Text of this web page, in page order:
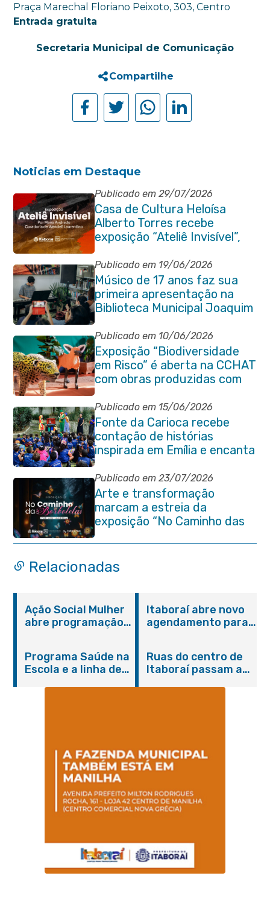
Praça Marechal Floriano Peixoto, 303, Centro
Entrada gratuita
Secretaria Municipal de Comunicação
Compartilhe
Noticias em Destaque
Publicado em 29/07/2026
Casa de Cultura Heloísa
Alberto Torres recebe
exposição “Ateliê Invisível”,
da artista Maíra Andrade
Publicado em 19/06/2026
Músico de 17 anos faz sua
primeira apresentação na
Biblioteca Municipal Joaquim
Manuel de Macedo
Publicado em 10/06/2026
Exposição “Biodiversidade
em Risco” é aberta na CCHAT
com obras produzidas com
ajuda de alunos da rede
municipal
Publicado em 15/06/2026
Fonte da Carioca recebe
contação de histórias
inspirada em Emília e encanta
crianças da rede pública de
Itaboraí
Publicado em 23/07/2026
Arte e transformação
marcam a estreia da
exposição “No Caminho das
Borboletas” no Itaboraí Plaza
Relacionadas
Ação Social Mulher
abre programação
serviços gratuitos e
orientações
Itaboraí abre novo
agendamento para
Programa Saúde na
Escola e a linha de
Magalhães Seabra
Ruas do centro de
Itaboraí passam a